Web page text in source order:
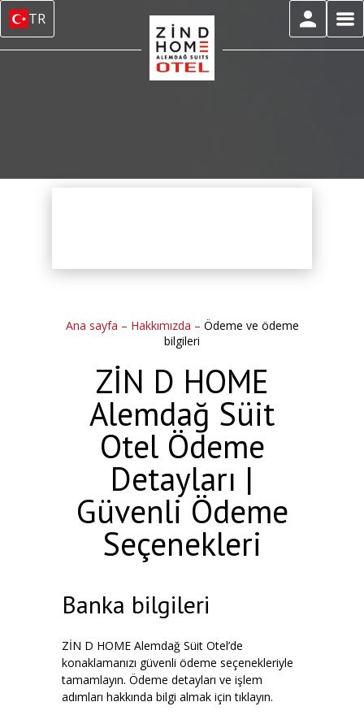
TR
Ana sayfa – Hakkımızda – Ödeme ve ödeme
bilgileri
ZİN D HOME
Alemdağ Süit
Otel Ödeme
Detayları |
Güvenli Ödeme
Seçenekleri
Banka bilgileri
ZİN D HOME Alemdağ Süit Otel’de
konaklamanızı güvenli ödeme seçenekleriyle
tamamlayın. Ödeme detayları ve işlem
adımları hakkında bilgi almak için tıklayın.